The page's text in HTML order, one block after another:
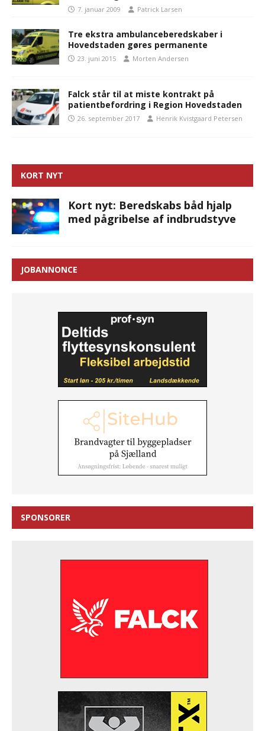
7. januar 2009 Patrick Larsen
Tre ekstra ambulanceberedskaber i
Hovedstaden gøres permanente
23. juni 2015 Morten Andersen
Falck står til at miste kontrakt på
patientbefordring i Region Hovedstaden
26. september 2017 Henrik Kvistgaard Petersen
KORT NYT
Kort nyt: Beredskabs båd hjalp
med pågribelse af indbrudstyve
JOBANNONCE
SPONSORER